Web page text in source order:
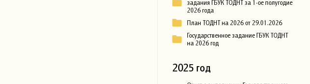
задания ГБУК ТОДНТ за 1-ое полугодие
2026 года
План ТОДНТ на 2026 от 29.01.2026
Государственное задание ГБУК ТОДНТ
на 2026 год
2025 год